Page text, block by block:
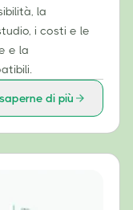
la
i costi e le
e la
di più